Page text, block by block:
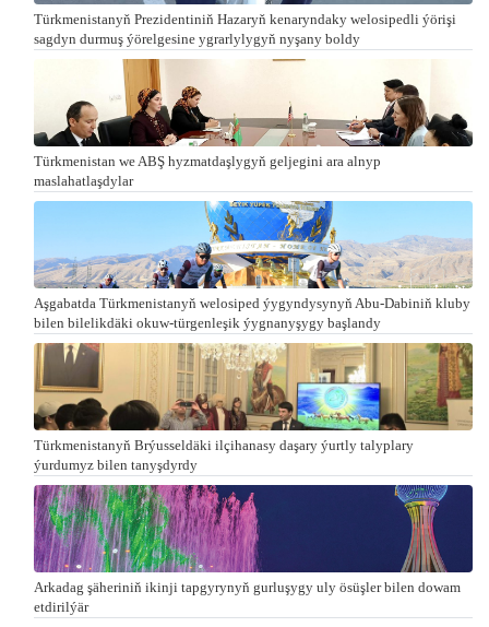
Türkmenistanyň Prezidentiniň Hazaryň kenaryndaky welosipedli ýörişi
sagdyn durmuş ýörelgesine ygrarlylygyň nyşany boldy
Türkmenistan we ABŞ hyzmatdaşlygyň geljegini ara alnyp
maslahatlaşdylar
Aşgabatda Türkmenistanyň welosiped ýygyndysynyň Abu-Dabiniň kluby
bilen bilelikdäki okuw-türgenleşik ýygnanyşygy başlandy
Türkmenistanyň Brýusseldäki ilçihanasy daşary ýurtly talyplary
ýurdumyz bilen tanyşdyrdy
Arkadag şäheriniň ikinji tapgyrynyň gurluşygy uly ösüşler bilen dowam
etdirilýär